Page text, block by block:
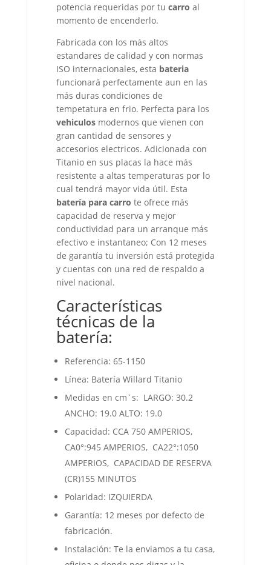
potencia requeridas por tu carro al
momento de encenderlo.
Fabricada con los más altos
estandares de calidad y con normas
ISO internacionales, esta bateria
funcionará perfectamente aun en las
más duras condiciones de
tempetatura en frio. Perfecta para los
vehiculosmodernos que vienen con
gran cantidad de sensores y
accesorios electricos. Adicionada con
Titanio en sus placas la hace más
resistente a altas temperaturas por lo
cual tendrá mayor vida útil. Esta
batería para carro te ofrece más
capacidad de reserva y mejor
conductividad para un arranque más
efectivo e instantaneo; Con 12 meses
de garantía tu inversión está protegida
y cuentas con una red de respaldo a
nivel nacional.
Características
técnicas de la
batería:
Referencia: 65-1150
Línea: Batería Willard Titanio
Medidas en cm´s: LARGO: 30.2
ANCHO: 19.0 ALTO: 19.0
Capacidad: CCA 750 AMPERIOS,
CA0°:945 AMPERIOS, CA22°:1050
AMPERIOS, CAPACIDAD DE RESERVA
(CR)155 MINUTOS
Polaridad: IZQUIERDA
Garantía: 12 meses por defecto de
fabricación.
Instalación: Te la enviamos a tu casa,